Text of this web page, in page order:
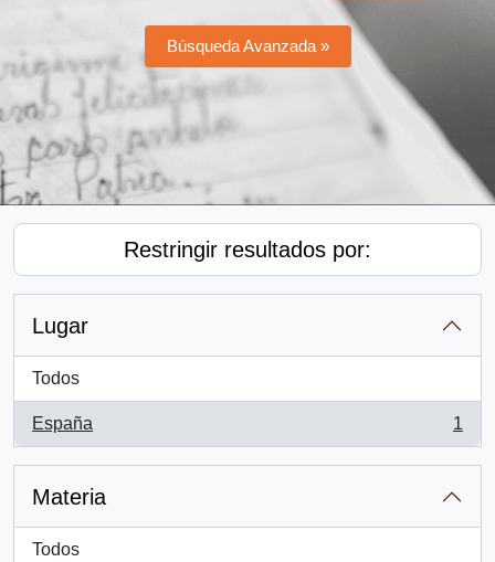
Búsqueda Avanzada »
Restringir resultados por:
Lugar
Todos
España
, 1 resultados
1
Materia
Todos